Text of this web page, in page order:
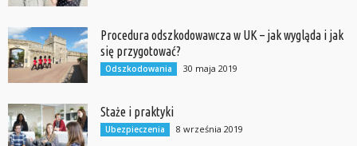
Procedura odszkodowawcza w UK – jak wygląda i jak
się przygotować?
Odszkodowania 30 maja 2019
Staże i praktyki
Ubezpieczenia 8 września 2019